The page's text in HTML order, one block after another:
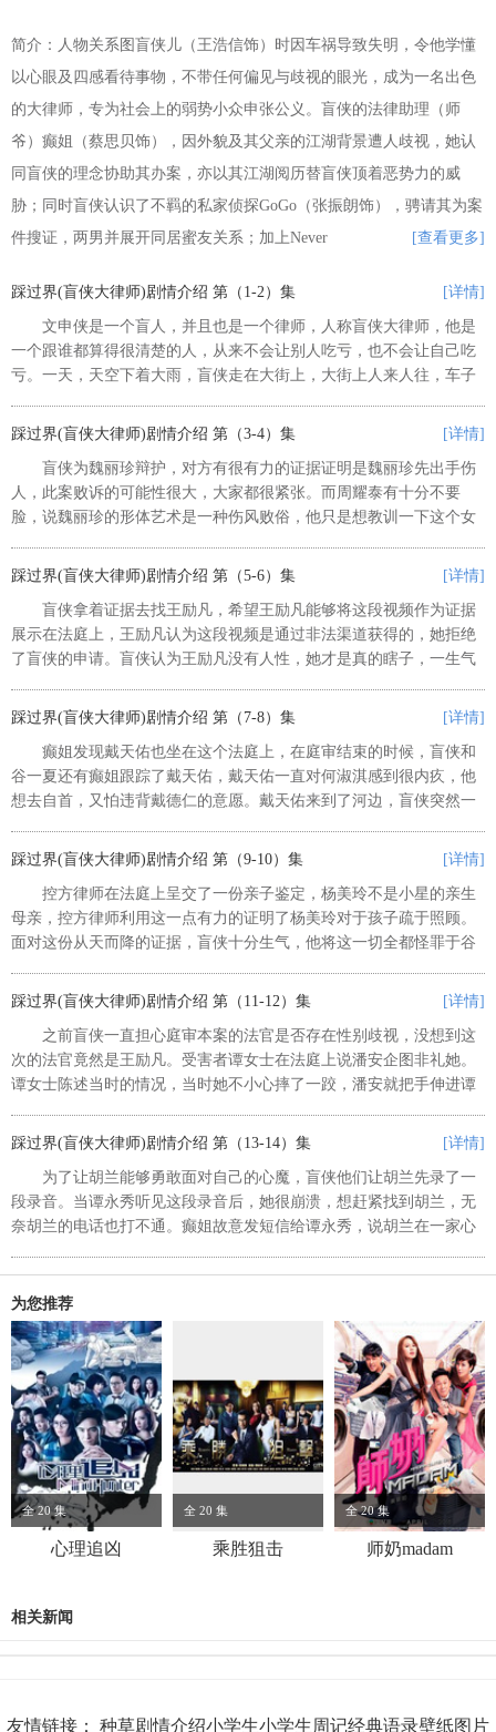
简介：人物关系图盲侠儿（王浩信饰）时因车祸导致失明，令他学懂
以心眼及四感看待事物，不带任何偏见与歧视的眼光，成为一名出色
的大律师，专为社会上的弱势小众申张公义。盲侠的法律助理（师
爷）癫姐（蔡思贝饰），因外貌及其父亲的江湖背景遭人歧视，她认
同盲侠的理念协助其办案，亦以其江湖阅历替盲侠顶着恶势力的威
胁；同时盲侠认识了不羁的私家侦探GoGo（张振朗饰），骋请其为案
件搜证，两男并展开同居蜜友关系；加上Never
[查看更多]
踩过界(盲侠大律师)剧情介绍 第（1-2）集 [详情]
文申侠是一个盲人，并且也是一个律师，人称盲侠大律师，他是
一个跟谁都算得很清楚的人，从来不会让别人吃亏，也不会让自己吃
亏。一天，天空下着大雨，盲侠走在大街上，大街上人来人往，车子
十多年里他学会了很多的东西。...
踩过界(盲侠大律师)剧情介绍 第（3-4）集 [详情]
盲侠为魏丽珍辩护，对方有很有力的证据证明是魏丽珍先出手伤
人，此案败诉的可能性很大，大家都很紧张。而周耀泰有十分不要
脸，说魏丽珍的形体艺术是一种伤风败俗，他只是想教训一下这个女
来，将双手伸进自己的口袋里，魏...
踩过界(盲侠大律师)剧情介绍 第（5-6）集 [详情]
盲侠拿着证据去找王励凡，希望王励凡能够将这段视频作为证据
展示在法庭上，王励凡认为这段视频是通过非法渠道获得的，她拒绝
了盲侠的申请。盲侠认为王励凡没有人性，她才是真的瞎子，一生气
所里意外地又见到了谷一夏，谷...
踩过界(盲侠大律师)剧情介绍 第（7-8）集 [详情]
癫姐发现戴天佑也坐在这个法庭上，在庭审结束的时候，盲侠和
谷一夏还有癫姐跟踪了戴天佑，戴天佑一直对何淑淇感到很内疚，他
想去自首，又怕违背戴德仁的意愿。戴天佑来到了河边，盲侠突然一
他游到岸边，在盲侠的鼓励下，...
踩过界(盲侠大律师)剧情介绍 第（9-10）集 [详情]
控方律师在法庭上呈交了一份亲子鉴定，杨美玲不是小星的亲生
母亲，控方律师利用这一点有力的证明了杨美玲对于孩子疏于照顾。
面对这份从天而降的证据，盲侠十分生气，他将这一切全都怪罪于谷
猜测是正确的，谷一夏的确知道...
踩过界(盲侠大律师)剧情介绍 第（11-12）集 [详情]
之前盲侠一直担心庭审本案的法官是否存在性别歧视，没想到这
次的法官竟然是王励凡。受害者谭女士在法庭上说潘安企图非礼她。
谭女士陈述当时的情况，当时她不小心摔了一跤，潘安就把手伸进谭
备走的时候看见潘安的包里有一...
踩过界(盲侠大律师)剧情介绍 第（13-14）集 [详情]
为了让胡兰能够勇敢面对自己的心魔，盲侠他们让胡兰先录了一
段录音。当谭永秀听见这段录音后，她很崩溃，想赶紧找到胡兰，无
奈胡兰的电话也打不通。癫姐故意发短信给谭永秀，说胡兰在一家心
从天台上掉了下来，而胡兰此时...
为您推荐
全 20 集
心理追凶
全 20 集
乘胜狙击
全 20 集
师奶madam
相关新闻
友情链接： 种草剧情介绍小学生小学生周记经典语录壁纸图片